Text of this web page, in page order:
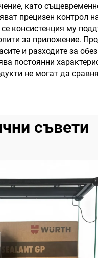
като
прецизен
консистенция му
за приложение.
и разходите за
постоянни
не могат да
съвети